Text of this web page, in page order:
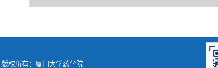
版权所有：厦门大学药学院